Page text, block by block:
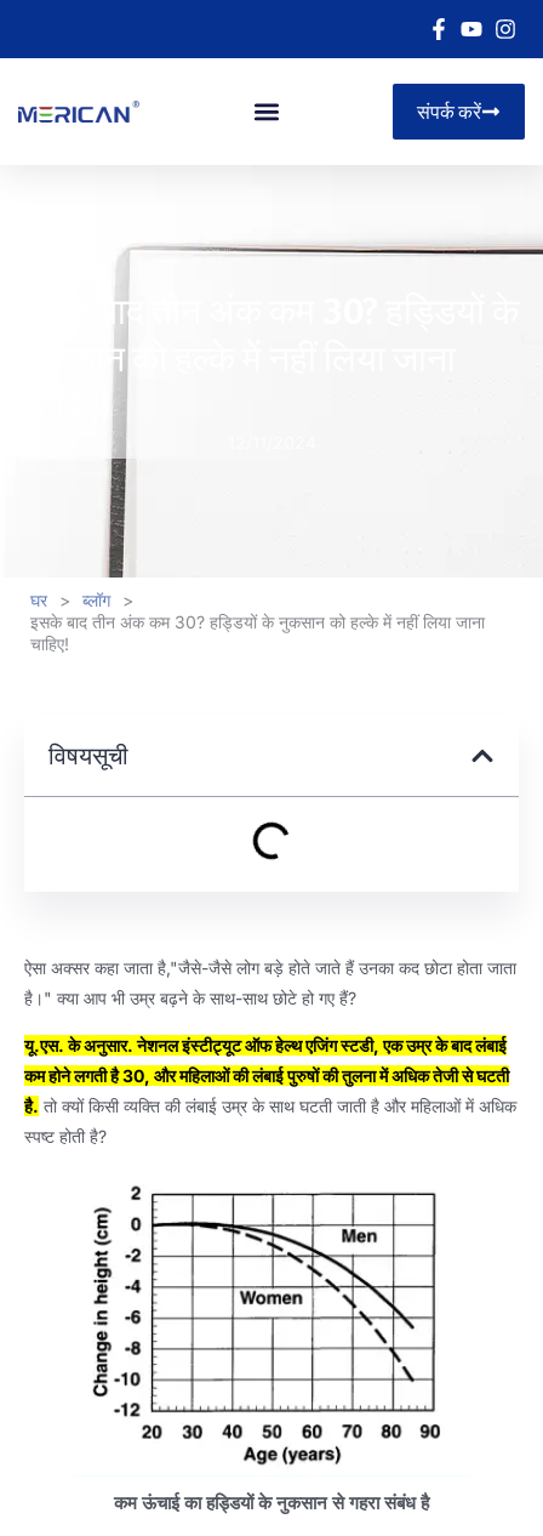
संपर्क करें
इसके बाद तीन अंक कम 30? हड्डियों के
नुकसान को हल्के में नहीं लिया जाना
घर > ब्लॉग
>
इसके बाद तीन अंक कम 30? हड्डियों के नुकसान को हल्के में नहीं लिया जाना
चाहिए!
विषयसूची
ऐसा अक्सर कहा जाता है,"जैसे-जैसे लोग बड़े होते जाते हैं उनका कद छोटा होता जाता
है।" क्या आप भी उम्र बढ़ने के साथ-साथ छोटे हो गए हैं?
यू.एस. के अनुसार. नेशनल इंस्टीट्यूट ऑफ हेल्थ एजिंग स्टडी, एक उम्र के बाद लंबाई
कम होने लगती है 30, और महिलाओं की लंबाई पुरुषों की तुलना में अधिक तेजी से घटती
है. तो क्यों किसी व्यक्ति की लंबाई उम्र के साथ घटती जाती है और महिलाओं में अधिक
स्पष्ट होती है?
कम ऊंचाई का हड्डियों के नुकसान से गहरा संबंध है